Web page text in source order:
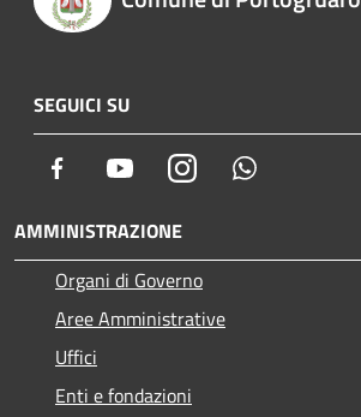
SEGUICI SU
Facebook YoutubeInstagram
AMMINISTRAZIONE
Organi di Governo
Aree Amministrative
Uffici
Enti e fondazioni